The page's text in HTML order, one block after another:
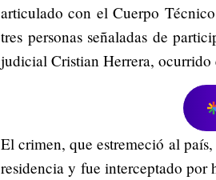
articulado con el Cuerpo
tres personas señaladas de
judicial Cristian Herrera,
El crimen, que estremeció al
residencia y fue interceptado por